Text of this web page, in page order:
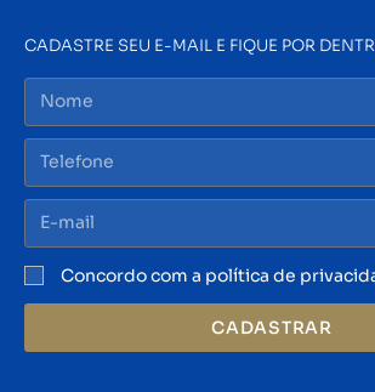
CADASTRE SEU E-MAIL E FIQUE POR
Concordo com a política de
CADASTRAR